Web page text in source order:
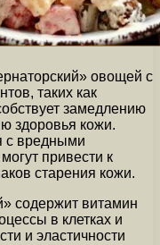
овощей с
таких как
замедлению
здоровья кожи.
с вредными
привести к
старения кожи.
содержит витамин
в клетках и
и эластичности